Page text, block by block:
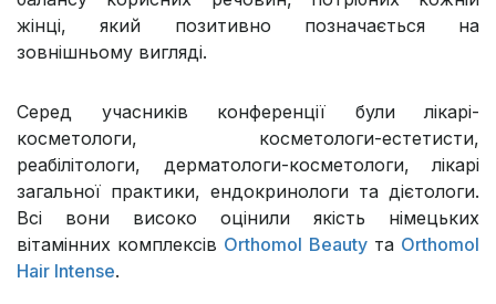
жінці, який позитивно позначається на
зовнішньому вигляді.
Серед учасників конференції були лікарі-
косметологи, косметологи-естетисти,
реабілітологи, дерматологи-косметологи, лікарі
загальної практики, ендокринологи та дієтологи.
Всі вони високо оцінили якість німецьких
вітамінних комплексів Orthomol Beautyта Orthomol
Hair Intense.